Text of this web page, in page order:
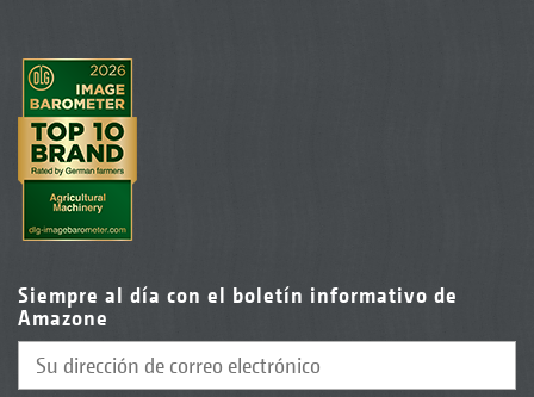
Siempre al día con el boletín informativo de
Amazone